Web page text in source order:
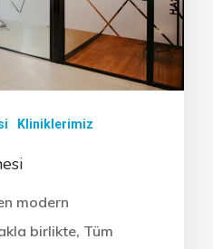
Kliniklerimiz
modern
birlikte, Tüm